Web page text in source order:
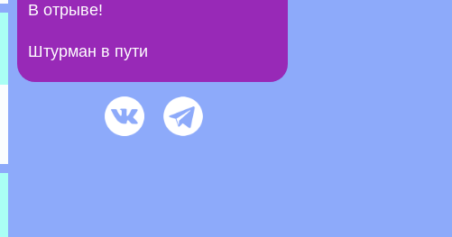
В отрыве!
Штурман в пути